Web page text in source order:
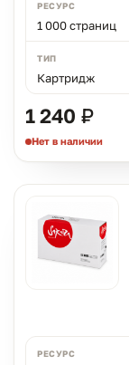
РЕСУРС
1 000 страниц
ТИП
Картридж
1 240 ₽
Нет в наличии
РЕСУРС